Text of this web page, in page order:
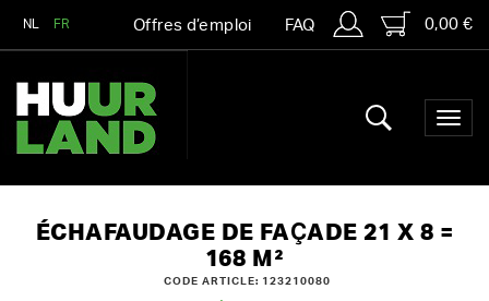
NL FR Offres d’emploi FAQ 0,00 €
ÉCHAFAUDAGE DE FAÇADE 21 X 8 =
168 M²
CODE ARTICLE: 123210080